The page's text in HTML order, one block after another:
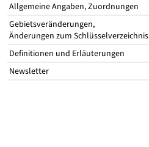
Allgemeine Angaben, Zuordnungen
Gebietsveränderungen,
Änderungen zum Schlüsselverzeichnis
Definitionen und Erläuterungen
Newsletter